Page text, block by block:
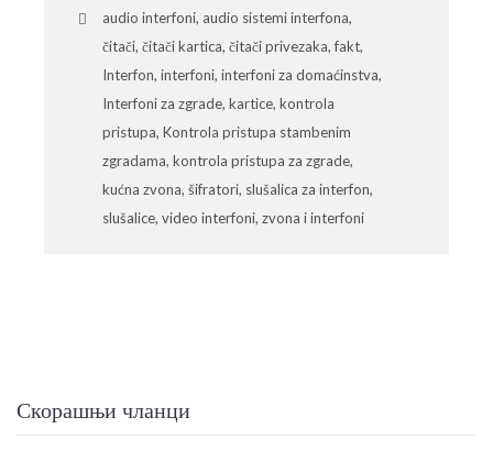
audio interfoni, audio sistemi interfona,
čitači, čitači kartica, čitači privezaka,fakt,
Interfon, interfoni, interfoni za domaćinstva,
Interfoni za zgrade, kartice, kontrola
pristupa, Kontrola pristupa stambenim
zgradama, kontrola pristupa za zgrade,
kućna zvona, šifratori, slušalica za interfon,
slušalice, video interfoni, zvona i interfoni
Скорашњи чланци